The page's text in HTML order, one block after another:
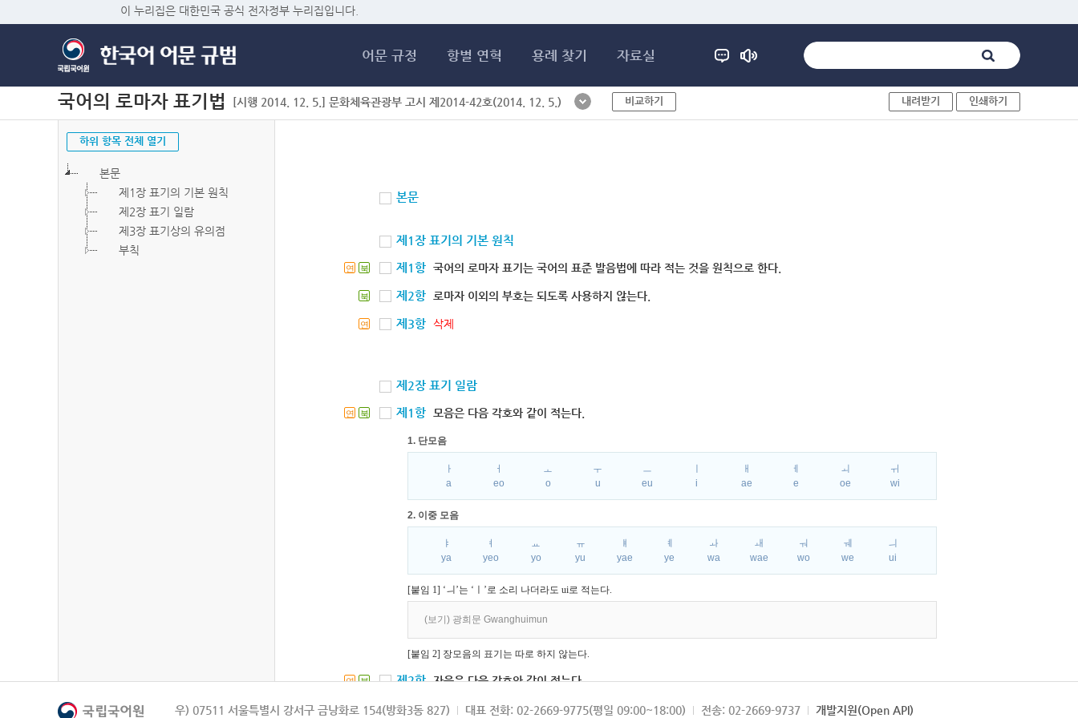
이 누리집은 대한민국 공식 전자정부 누리집입니다.
어문 규정 항별 연혁 용례 찾기 자료실
국어의 로마자 표기법 [시행 2014. 12. 5.] 문화체육관광부 고시 제2014-42호(2014. 12. 5.) 비교하기 내려받기 인쇄하기
하위 항목 전체 열기
본문
제1장 표기의 기본 원칙
제2장 표기 일람
제3장 표기상의 유의점
부칙
본문
제1장 표기의 기본 원칙
연 북 제1항 국어의 로마자 표기는 국어의 표준 발음법에 따라 적는 것을 원칙으로 한다.
북 제2항 로마자 이외의 부호는 되도록 사용하지 않는다.
연 제3항 삭제
제2장 표기 일람
연 북 제1항 모음은 다음 각호와 같이 적는다.
1. 단모음
ㅏ
a
ㅓ
eo
ㅗ
o
ㅜ
u
ㅡ
eu
i
ㅐ
ae
ㅔ
e
ㅚ
oe
ㅟ
wi
2. 이중 모음
ㅑ
ya
ㅕ
yeo
ㅛ
yo
ㅠ
yu
ㅒ
yae
ㅖ
ye
ㅘ
wa
ㅙ
wae
ㅝ
wo
ㅞ
we
ㅢ
ui
[붙임 1] ‘ㅢ’는 ‘ㅣ’로 소리 나더라도 ui로 적는다.
(보기) 광희문 Gwanghuimun
[붙임 2] 장모음의 표기는 따로 하지 않는다.
연 북 제2항 자음은 다음 각호와 같이 적는다.
1. 파열음
우) 07511 서울특별시 강서구 금낭화로 154(방화3동 827) 대표 전화: 02-2669-9775(평일 09:00~18:00) 전송: 02-2669-9737 개발지원(Open API)